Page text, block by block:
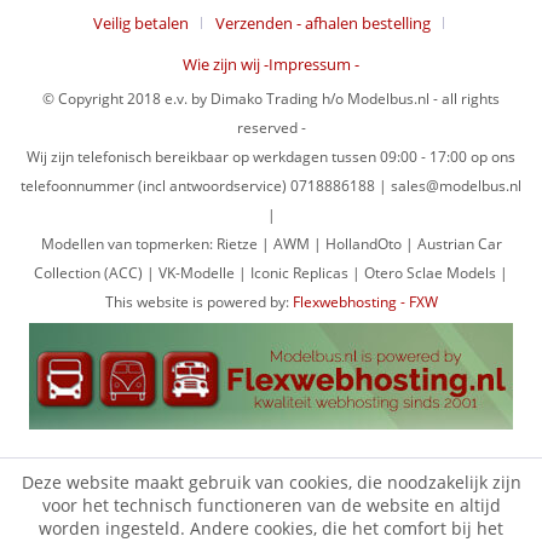
Veilig betalen
Verzenden - afhalen bestelling
Wie zijn wij -Impressum -
© Copyright 2018 e.v. by Dimako Trading h/o Modelbus.nl - all rights
reserved -
Wij zijn telefonisch bereikbaar op werkdagen tussen 09:00 - 17:00 op ons
telefoonnummer (incl antwoordservice) 0718886188 | sales@modelbus.nl
|
Modellen van topmerken: Rietze | AWM | HollandOto | Austrian Car
Collection (ACC) | VK-Modelle | Iconic Replicas | Otero Sclae Models |
This website is powered by: Flexwebhosting - FXW
Deze website maakt gebruik van cookies, die noodzakelijk zijn
voor het technisch functioneren van de website en altijd
worden ingesteld. Andere cookies, die het comfort bij het